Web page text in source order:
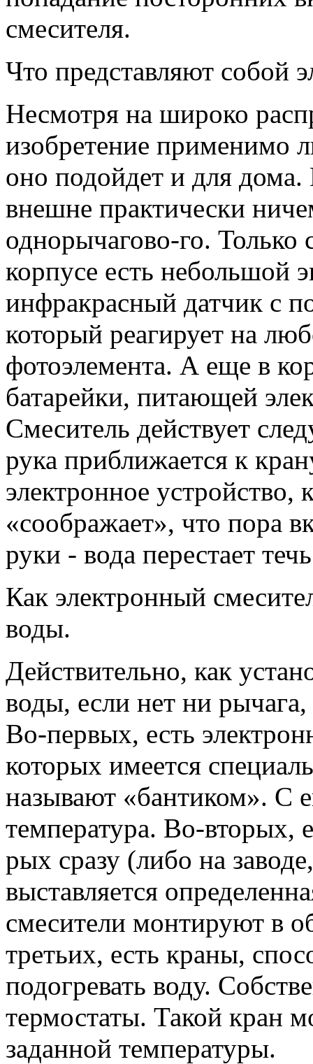
смесителя.
Что представляют собой
Несмотря на широко
изобретение применимо
оно подойдет и для дома.
внешне практически
однорычагово-го. Только
корпу­се есть небольшой
инфракрасный датчик с
который реагирует на
фотоэлемента. А еще в
батарейки, питающей
Смеситель действует
рука приближается к
электронное устрой­ство,
«соображает», что пора
руки - вода перестает
Как электронный
воды.
Действительно, как
воды, если нет ни
Во-первых, есть
которых имеется
называют «банти­ком». С
температу­ра. Во-вторых,
рых сразу (либо на
выставляется
смесители монтируют в
третьих, есть краны,
подогревать воду.
термостаты. Такой кран
заданной температуры.